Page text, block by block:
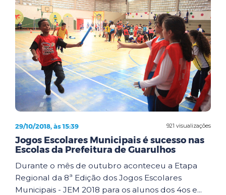
921 visualizações
29/10/2018, às 15:39
Jogos Escolares Municipais é sucesso nas
Escolas da Prefeitura de Guarulhos
Durante o mês de outubro aconteceu a Etapa
Regional da 8ª Edição dos Jogos Escolares
Municipais - JEM 2018 para os alunos dos 4os e...